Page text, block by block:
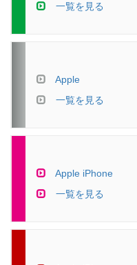
一覧を見る
Apple
一覧を見る
Apple iPhone
一覧を見る